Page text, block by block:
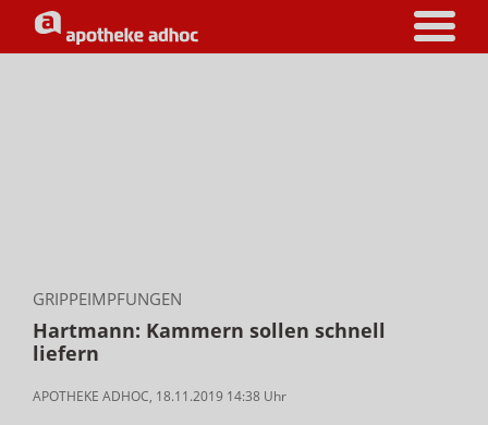
GRIPPEIMPFUNGEN
Hartmann: Kammern sollen schnell
liefern
APOTHEKE ADHOC, 18.11.2019 14:38 Uhr